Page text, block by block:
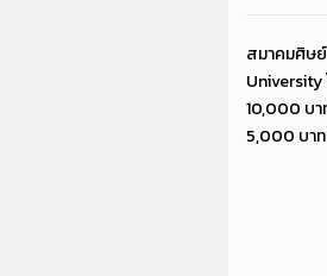
สมาคมศิษ
University
10,000 บา
5,000 บา